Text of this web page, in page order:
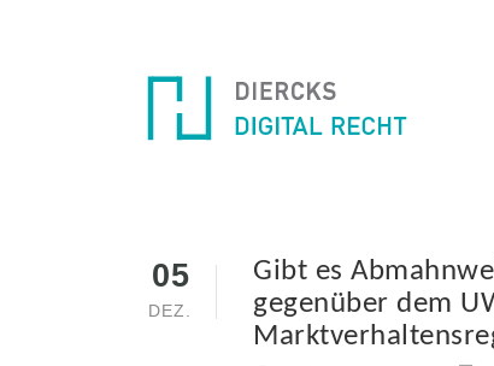
05
DEZ.
Gibt es
gegenüber dem